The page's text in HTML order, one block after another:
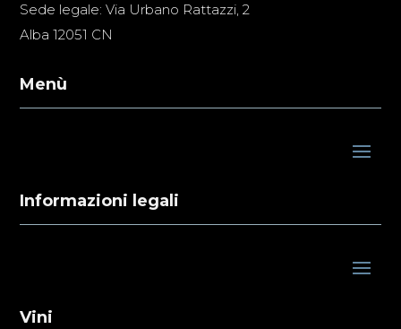
Sede legale: Via Urbano Rattazzi, 2
Alba 12051 CN
Menù
Informazioni legali
Vini